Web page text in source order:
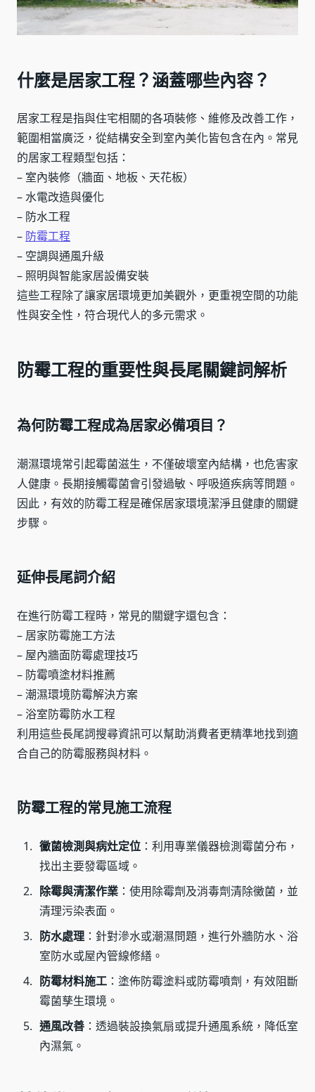
什麼是居家工程？涵蓋哪些內容？
居家工程是指與住宅相關的各項裝修、維修及改善工作，
範圍相當廣泛，從結構安全到室內美化皆包含在內。常見
的居家工程類型包括：
– 室內裝修（牆面、地板、天花板）
– 水電改造與優化
– 防水工程
– 防霉工程
– 空調與通風升級
– 照明與智能家居設備安裝
這些工程除了讓家居環境更加美觀外，更重視空間的功能
性與安全性，符合現代人的多元需求。
防霉工程的重要性與長尾關鍵詞解析
為何防霉工程成為居家必備項目？
潮濕環境常引起霉菌滋生，不僅破壞室內結構，也危害家
人健康。長期接觸霉菌會引發過敏、呼吸道疾病等問題。
因此，有效的防霉工程是確保居家環境潔淨且健康的關鍵
步驟。
延伸長尾詞介紹
在進行防霉工程時，常見的關鍵字還包含：
– 居家防霉施工方法
– 屋內牆面防霉處理技巧
– 防霉噴塗材料推薦
– 潮濕環境防霉解決方案
– 浴室防霉防水工程
利用這些長尾詞搜尋資訊可以幫助消費者更精準地找到適
合自己的防霉服務與材料。
防霉工程的常見施工流程
黴菌檢測與病灶定位 ：利用專業儀器檢測霉菌分布，
找出主要發霉區域。
除霉與清潔作業 ：使用除霉劑及消毒劑清除黴菌，並
清理污染表面。
防水處理 ：針對滲水或潮濕問題，進行外牆防水、浴
室防水或屋內管線修繕。
防霉材料施工 ：塗佈防霉塗料或防霉噴劑，有效阻斷
霉菌孳生環境。
通風改善 ：透過裝設換氣扇或提升通風系統，降低室
內濕氣。